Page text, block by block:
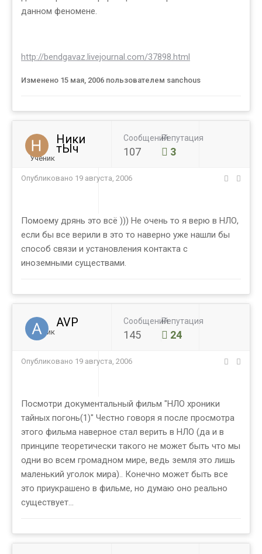
данном феномене.
http://bendgavaz.livejournal.com/37898.html
Изменено 15 мая, 2006 пользователем sanchous
Ники
тЫч
Ученик
Сообщений
107
Репутация
3
Опубликовано 19 августа, 2006
Помоему дрянь это всё ))) Не очень то я верю в НЛО,
если бы все верили в это то наверно уже нашли бы
способ связи и установления контакта с
иноземными существами.
AVP
Ученик
Сообщений
145
Репутация
24
Опубликовано 19 августа, 2006
Посмотри документальный фильм "НЛО хроники
тайных погонь(1)" Честно говоря я после просмотра
этого фильма наверное стал верить в НЛО (да и в
принципе теоретически такого не может быть что мы
одни во всем громадном мире, ведь земля это лишь
маленький уголок мира).. Конечно может быть все
это приукрашено в фильме, но думаю оно реально
существует...